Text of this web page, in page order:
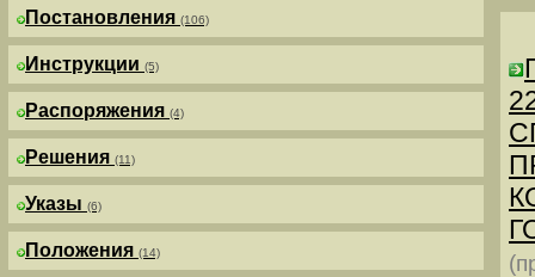
Постановления (106)
Инструкции (5)
Распоряжения (4)
Решения (11)
Указы (6)
Положения (14)